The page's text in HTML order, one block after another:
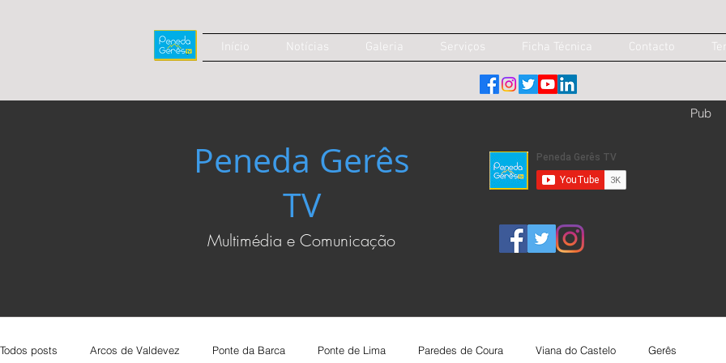
Início Notícias Galeria Serviços Ficha Técnica Contacto
Peneda Gerês
TV
Multimédia e Comunicação
Pub
Todos posts Arcos de Valdevez Ponte da Barca Ponte de Lima Paredes de Coura Viana do Castelo Gerês